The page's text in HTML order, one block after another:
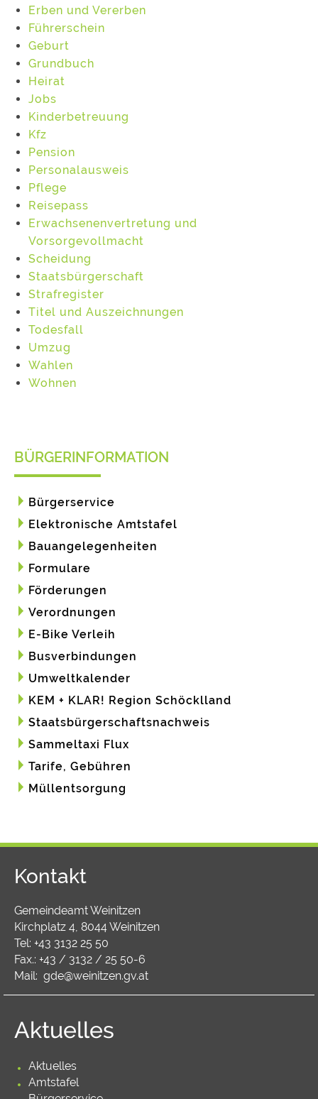
Erben und Vererben
Führerschein
Geburt
Grundbuch
Heirat
Jobs
Kinderbetreuung
Kfz
Pension
Personalausweis
Pflege
Reisepass
Erwachsenenvertretung und
Vorsorgevollmacht
Scheidung
Staatsbürgerschaft
Strafregister
Titel und Auszeichnungen
Todesfall
Umzug
Wahlen
Wohnen
BÜRGERINFORMATION
Bürgerservice
Elektronische Amtstafel
Bauangelegenheiten
Formulare
Förderungen
Verordnungen
E-Bike Verleih
Busverbindungen
Umweltkalender
KEM + KLAR! Region Schöcklland
Staatsbürgerschaftsnachweis
Sammeltaxi Flux
Tarife, Gebühren
Müllentsorgung
Kontakt
Gemeindeamt Weinitzen
Kirchplatz 4, 8044 Weinitzen
Tel: +43 3132 25 50
Fax.: +43 / 3132 / 25 50-6
Mail: gde@weinitzen.gv.at
Aktuelles
Aktuelles
Amtstafel